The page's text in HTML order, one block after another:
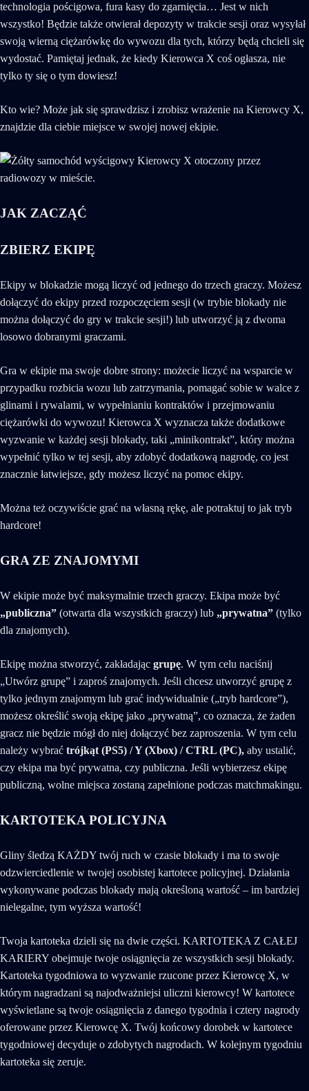
technologia pościgowa, fura kasy do zgarnięcia… Jest w nich
wszystko! Będzie także otwierał depozyty w trakcie sesji oraz wysyłał
swoją wierną ciężarówkę do wywozu dla tych, którzy będą chcieli się
wydostać. Pamiętaj jednak, że kiedy Kierowca X coś ogłasza, nie
tylko ty się o tym dowiesz!
Kto wie? Może jak się sprawdzisz i zrobisz wrażenie na Kierowcy X,
znajdzie dla ciebie miejsce w swojej nowej ekipie.
JAK ZACZĄĆ
ZBIERZ EKIPĘ
Ekipy w blokadzie mogą liczyć od jednego do trzech graczy. Możesz
dołączyć do ekipy przed rozpoczęciem sesji (w trybie blokady nie
można dołączyć do gry w trakcie sesji!) lub utworzyć ją z dwoma
losowo dobranymi graczami.
Gra w ekipie ma swoje dobre strony: możecie liczyć na wsparcie w
przypadku rozbicia wozu lub zatrzymania, pomagać sobie w walce z
glinami i rywalami, w wypełnianiu kontraktów i przejmowaniu
ciężarówki do wywozu! Kierowca X wyznacza także dodatkowe
wyzwanie w każdej sesji blokady, taki „minikontrakt”, który można
wypełnić tylko w tej sesji, aby zdobyć dodatkową nagrodę, co jest
znacznie łatwiejsze, gdy możesz liczyć na pomoc ekipy.
Można też oczywiście grać na własną rękę, ale potraktuj to jak tryb
hardcore!
GRA ZE ZNAJOMYMI
W ekipie może być maksymalnie trzech graczy. Ekipa może być
„publiczna” (otwarta dla wszystkich graczy) lub „prywatna” (tylko
dla znajomych).
Ekipę można stworzyć, zakładając grupę. W tym celu naciśnij
„Utwórz grupę” i zaproś znajomych. Jeśli chcesz utworzyć grupę z
tylko jednym znajomym lub grać indywidualnie („tryb hardcore”),
możesz określić swoją ekipę jako „prywatną”, co oznacza, że żaden
gracz nie będzie mógł do niej dołączyć bez zaproszenia. W tym celu
należy wybrać trójkąt (PS5) / Y (Xbox) / CTRL (PC), aby ustalić,
czy ekipa ma być prywatna, czy publiczna. Jeśli wybierzesz ekipę
publiczną, wolne miejsca zostaną zapełnione podczas matchmakingu.
KARTOTEKA POLICYJNA
Gliny śledzą KAŻDY twój ruch w czasie blokady i ma to swoje
odzwierciedlenie w twojej osobistej kartotece policyjnej. Działania
wykonywane podczas blokady mają określoną wartość – im bardziej
nielegalne, tym wyższa wartość!
Twoja kartoteka dzieli się na dwie części. KARTOTEKA Z CAŁEJ
KARIERY obejmuje twoje osiągnięcia ze wszystkich sesji blokady.
Kartoteka tygodniowa to wyzwanie rzucone przez Kierowcę X, w
którym nagradzani są najodważniejsi uliczni kierowcy! W kartotece
wyświetlane są twoje osiągnięcia z danego tygodnia i cztery nagrody
oferowane przez Kierowcę X. Twój końcowy dorobek w kartotece
tygodniowej decyduje o zdobytych nagrodach. W kolejnym tygodniu
kartoteka się zeruje.